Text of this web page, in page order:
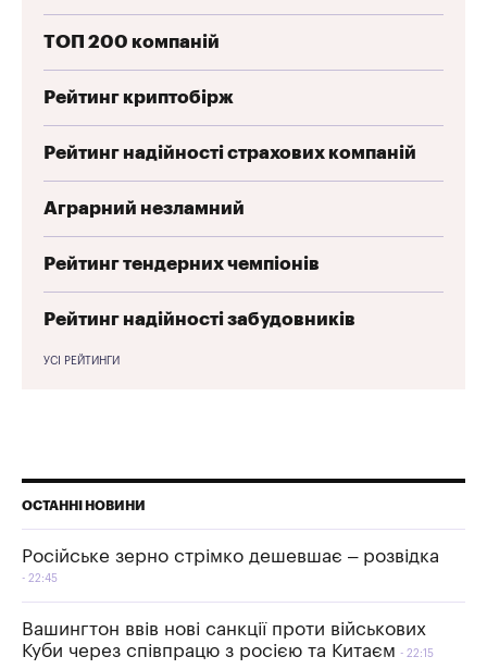
ТОП 200 компаній
Рейтинг криптобірж
Рейтинг надійності страхових компаній
Аграрний незламний
Рейтинг тендерних чемпіонів
Рейтинг надійності забудовників
УСІ РЕЙТИНГИ
ОСТАННІ НОВИНИ
Російське зерно стрімко дешевшає – розвідка
22:45
Вашингтон ввів нові санкції проти військових
Куби через співпрацю з росією та Китаєм
22:15